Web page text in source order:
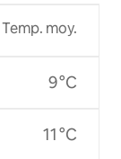
Temp. moy.
9 °C
11 °C